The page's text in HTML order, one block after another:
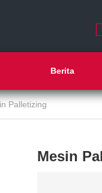
Berita
Palletizing
Mesin